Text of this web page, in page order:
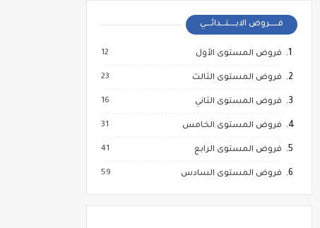
فــــــروض الابـــــتـــدائــــي
فروض المستوى الأول 12
فروض المستوى الثالث 23
فروض المستوى الثاني 16
فروض المستوى الخامس 31
فروض المستوى الرابع 41
فروض المستوى السادس 59